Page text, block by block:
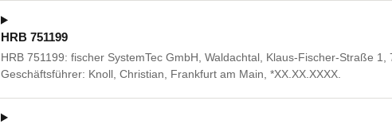
HRB 751199
HRB 751199: fischer SystemTec GmbH, Waldachtal, Klaus-Fischer-Straße
Geschäftsführer: Knoll, Christian, Frankfurt am Main, *XX.XX.XXXX.